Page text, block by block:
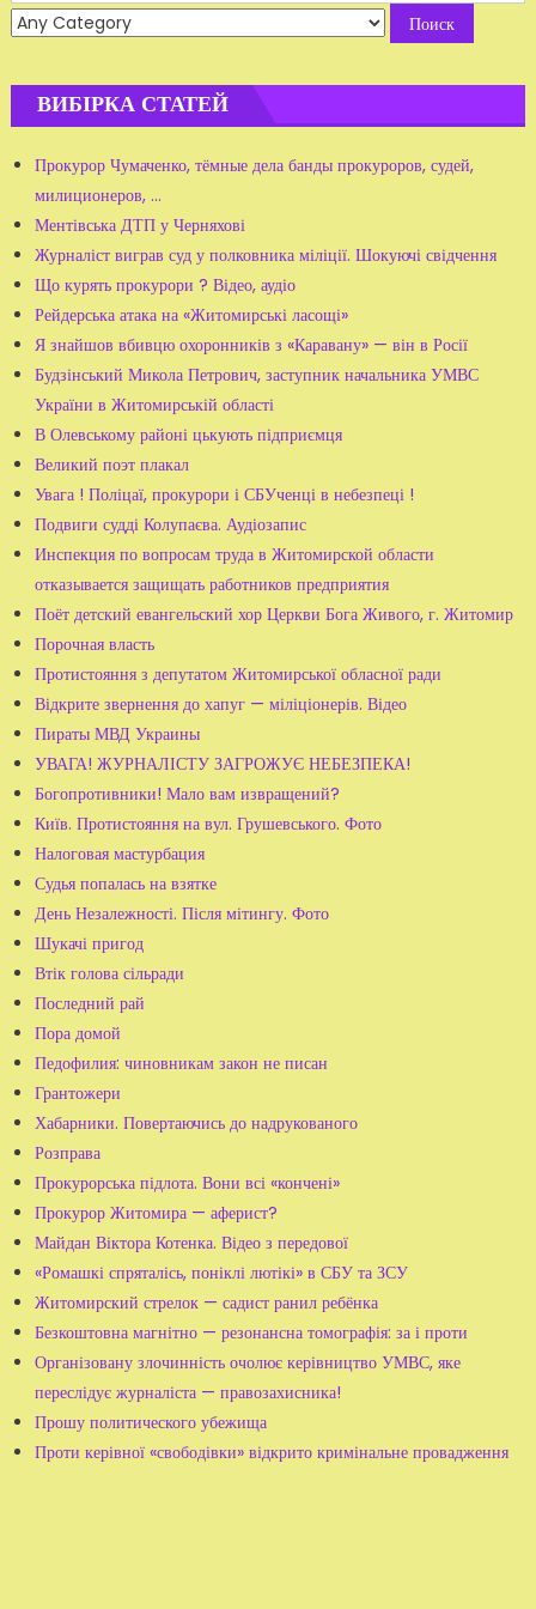
ВИБІРКА СТАТЕЙ
Прокурор Чумаченко, тёмные дела банды прокуроров, судей,
милиционеров, ...
Ментівська ДТП у Черняхові
Журналіст виграв суд у полковника міліції. Шокуючі свідчення
Що курять прокурори ? Відео, аудіо
Рейдерська атака на «Житомирські ласощі»
Я знайшов вбивцю охоронників з «Каравану» — він в Росії
Будзінський Микола Петрович, заступник начальника УМВС
України в Житомирській області
В Олевському районі цькують підприємця
Великий поэт плакал
Увага ! Поліцаї, прокурори і СБУченці в небезпеці !
Подвиги судді Колупаєва. Аудіозапис
Инспекция по вопросам труда в Житомирской области
отказывается защищать работников предприятия
Поёт детский евангельский хор Церкви Бога Живого, г. Житомир
Порочная власть
Протистояння з депутатом Житомирської обласної ради
Відкрите звернення до хапуг — міліціонерів. Відео
Пираты МВД Украины
УВАГА! ЖУРНАЛІСТУ ЗАГРОЖУЄ НЕБЕЗПЕКА!
Богопротивники! Мало вам извращений?
Київ. Протистояння на вул. Грушевського. Фото
Налоговая мастурбация
Судья попалась на взятке
День Незалежності. Після мітингу. Фото
Шукачі пригод
Втік голова сільради
Последний рай
Пора домой
Педофилия: чиновникам закон не писан
Грантожери
Хабарники. Повертаючись до надрукованого
Розправа
Прокурорська підлота. Вони всі «кончені»
Прокурор Житомира — аферист?
Майдан Віктора Котенка. Відео з передової
«Ромашкі спряталісь, поніклі лютікі» в СБУ та ЗСУ
Житомирский стрелок — садист ранил ребёнка
Безкоштовна магнітно — резонансна томографія: за і проти
Організовану злочинність очолює керівництво УМВС, яке
переслідує журналіста — правозахисника!
Прошу политического убежища
Проти керівної «свободівки» відкрито кримінальне провадження